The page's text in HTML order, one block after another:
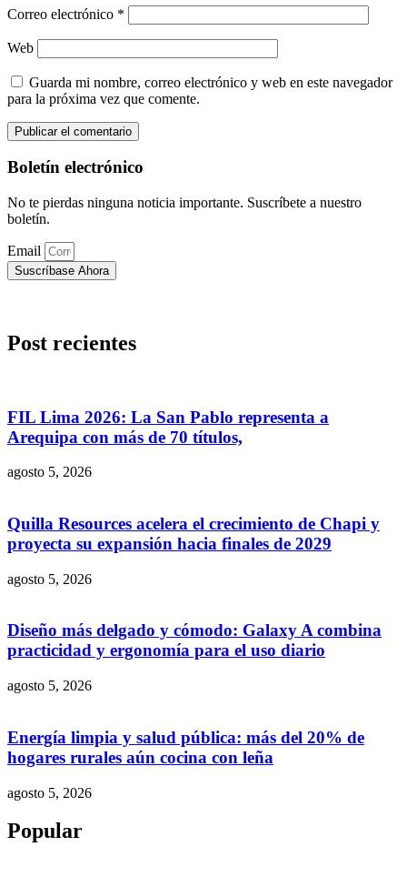
Correo electrónico *
Web
Guarda mi nombre, correo electrónico y web en este navegador
para la próxima vez que comente.
Boletín electrónico
No te pierdas ninguna noticia importante. Suscríbete a nuestro
boletín.
Email
Suscríbase Ahora
Post recientes
FIL Lima 2026: La San Pablo representa a
Arequipa con más de 70 títulos,
agosto 5, 2026
Quilla Resources acelera el crecimiento de Chapi y
proyecta su expansión hacia finales de 2029
agosto 5, 2026
Diseño más delgado y cómodo: Galaxy A combina
practicidad y ergonomía para el uso diario
agosto 5, 2026
Energía limpia y salud pública: más del 20% de
hogares rurales aún cocina con leña
agosto 5, 2026
Popular